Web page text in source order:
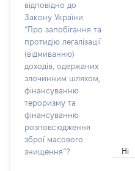
відповідно до
Закону України
“Про запобігання та
протидію легалізації
(відмиванню)
доходів, одержаних
злочинним шляхом,
фінансуванню
тероризму та
фінансуванню
розповсюдження
зброї масового
знищення”?
Ні